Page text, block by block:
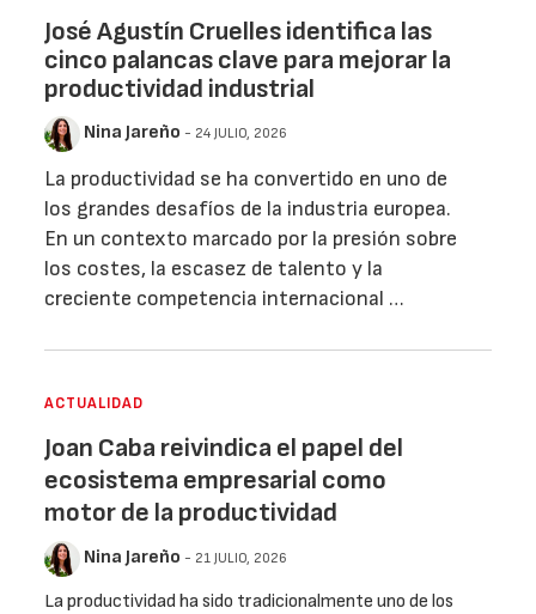
José Agustín Cruelles identifica las
cinco palancas clave para mejorar la
productividad industrial
Nina Jareño - 24 JULIO, 2026
La productividad se ha convertido en uno de
los grandes desafíos de la industria europea.
En un contexto marcado por la presión sobre
los costes, la escasez de talento y la
creciente competencia internacional …
ACTUALIDAD
Joan Caba reivindica el papel del
ecosistema empresarial como
motor de la productividad
Nina Jareño - 21 JULIO, 2026
La productividad ha sido tradicionalmente uno de los